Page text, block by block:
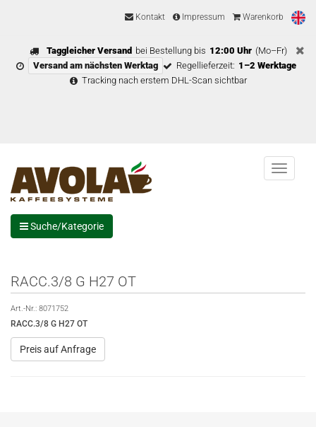
Kontakt Impressum Warenkorb
Taggleicher Versand bei Bestellung bis 12:00 Uhr (Mo–Fr)
Versand am nächsten Werktag
Regellieferzeit: 1–2 Werktage
Tracking nach erstem DHL-Scan sichtbar
Menu
Suche/Kategorie
RACC.3/8 G H27 OT
Art.-Nr.: 8071752
RACC.3/8 G H27 OT
Preis auf Anfrage